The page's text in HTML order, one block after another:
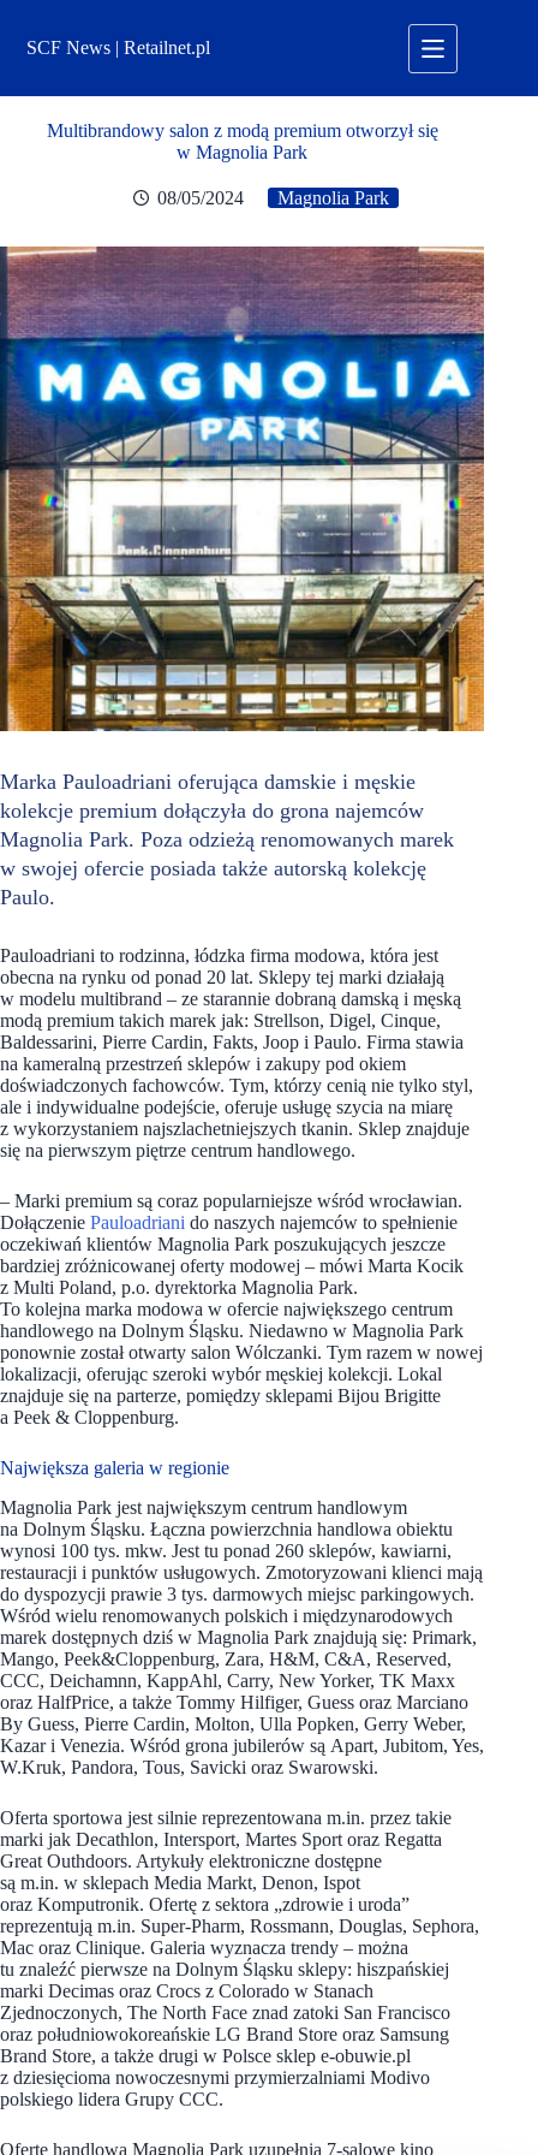
treściSCF News | Retailnet.pl
Multibrandowy salon z modą premium otworzył się
w Magnolia Park
08/05/2024 Magnolia Park
Marka Pauloadriani oferująca damskie i męskie
kolekcje premium dołączyła do grona najemców
Magnolia Park. Poza odzieżą renomowanych marek
w swojej ofercie posiada także autorską kolekcję
Paulo.
Pauloadriani to rodzinna, łódzka firma modowa, która jest
obecna na rynku od ponad 20 lat. Sklepy tej marki działają
w modelu multibrand – ze starannie dobraną damską i męską
modą premium takich marek jak: Strellson, Digel, Cinque,
Baldessarini, Pierre Cardin, Fakts, Joop i Paulo. Firma stawia
na kameralną przestrzeń sklepów i zakupy pod okiem
doświadczonych fachowców. Tym, którzy cenią nie tylko styl,
ale i indywidualne podejście, oferuje usługę szycia na miarę
z wykorzystaniem najszlachetniejszych tkanin. Sklep znajduje
się na pierwszym piętrze centrum handlowego.
– Marki premium są coraz popularniejsze wśród wrocławian.
Dołączenie Pauloadriani do naszych najemców to spełnienie
oczekiwań klientów Magnolia Park poszukujących jeszcze
bardziej zróżnicowanej oferty modowej – mówi Marta Kocik
z Multi Poland, p.o. dyrektorka Magnolia Park.
To kolejna marka modowa w ofercie największego centrum
handlowego na Dolnym Śląsku. Niedawno w Magnolia Park
ponownie został otwarty salon Wólczanki. Tym razem w nowej
lokalizacji, oferując szeroki wybór męskiej kolekcji. Lokal
znajduje się na parterze, pomiędzy sklepami Bijou Brigitte
a Peek & Cloppenburg.
Największa galeria w regionie
Magnolia Park jest największym centrum handlowym
na Dolnym Śląsku. Łączna powierzchnia handlowa obiektu
wynosi 100 tys. mkw. Jest tu ponad 260 sklepów, kawiarni,
restauracji i punktów usługowych. Zmotoryzowani klienci mają
do dyspozycji prawie 3 tys. darmowych miejsc parkingowych.
Wśród wielu renomowanych polskich i międzynarodowych
marek dostępnych dziś w Magnolia Park znajdują się: Primark,
Mango, Peek&Cloppenburg, Zara, H&M, C&A, Reserved,
CCC, Deichamnn, KappAhl, Carry, New Yorker, TK Maxx
oraz HalfPrice, a także Tommy Hilfiger, Guess oraz Marciano
By Guess, Pierre Cardin, Molton, Ulla Popken, Gerry Weber,
Kazar i Venezia. Wśród grona jubilerów są Apart, Jubitom, Yes,
W.Kruk, Pandora, Tous, Savicki oraz Swarowski.
Oferta sportowa jest silnie reprezentowana m.in. przez takie
marki jak Decathlon, Intersport, Martes Sport oraz Regatta
Great Outhdoors. Artykuły elektroniczne dostępne
są m.in. w sklepach Media Markt, Denon, Ispot
oraz Komputronik. Ofertę z sektora „zdrowie i uroda”
reprezentują m.in. Super-Pharm, Rossmann, Douglas, Sephora,
Mac oraz Clinique. Galeria wyznacza trendy – można
tu znaleźć pierwsze na Dolnym Śląsku sklepy: hiszpańskiej
marki Decimas oraz Crocs z Colorado w Stanach
Zjednoczonych, The North Face znad zatoki San Francisco
oraz południowokoreańskie LG Brand Store oraz Samsung
Brand Store, a także drugi w Polsce sklep e-obuwie.pl
z dziesięcioma nowoczesnymi przymierzalniami Modivo
polskiego lidera Grupy CCC.
Ofertę handlową Magnolia Park uzupełnia 7-salowe kino